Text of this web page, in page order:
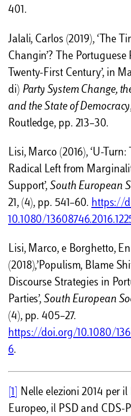
401.
Jalali, Carlos (2019), ‘The
Changin’? The Portuguese
Twenty-First Century’, in
di) Party System Change,
and the State of Democracy
Routledge, pp. 213–30.
Lisi, Marco (2016), ‘U-
Radical Left from
Support’,South European
21, (4), pp. 541–60. https://
10.1080/
Lisi, Marco, e Borghetto,
(2018),’Populism, Blame
Discourse Strategies in
Parties’,South European
(4), pp. 405–27.
https://doi.org/10.1080/
6.
[1]
Nelle elezioni 2014 per
Europeo, il PSD and CDS-